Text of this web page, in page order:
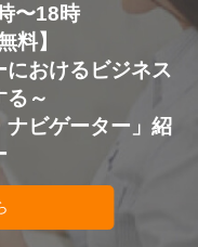
〜18時
料】
おけるビジネス
る～
ビゲーター」紹